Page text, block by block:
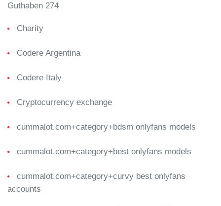
Guthaben 274
Charity
Codere Argentina
Codere Italy
Cryptocurrency exchange
cummalot.com+category+bdsm onlyfans models
cummalot.com+category+best onlyfans models
cummalot.com+category+curvy best onlyfans
accounts